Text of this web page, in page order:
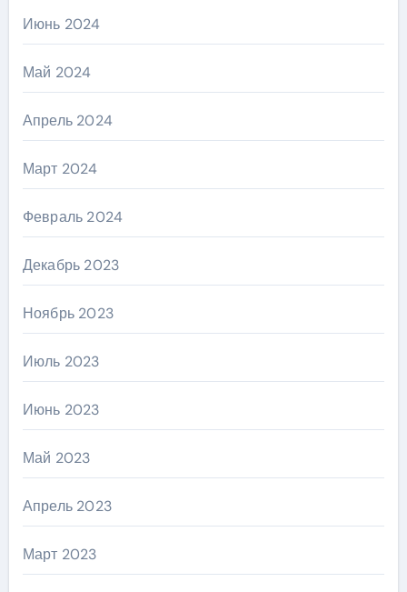
Июнь 2024
Май 2024
Апрель 2024
Март 2024
Февраль 2024
Декабрь 2023
Ноябрь 2023
Июль 2023
Июнь 2023
Май 2023
Апрель 2023
Март 2023